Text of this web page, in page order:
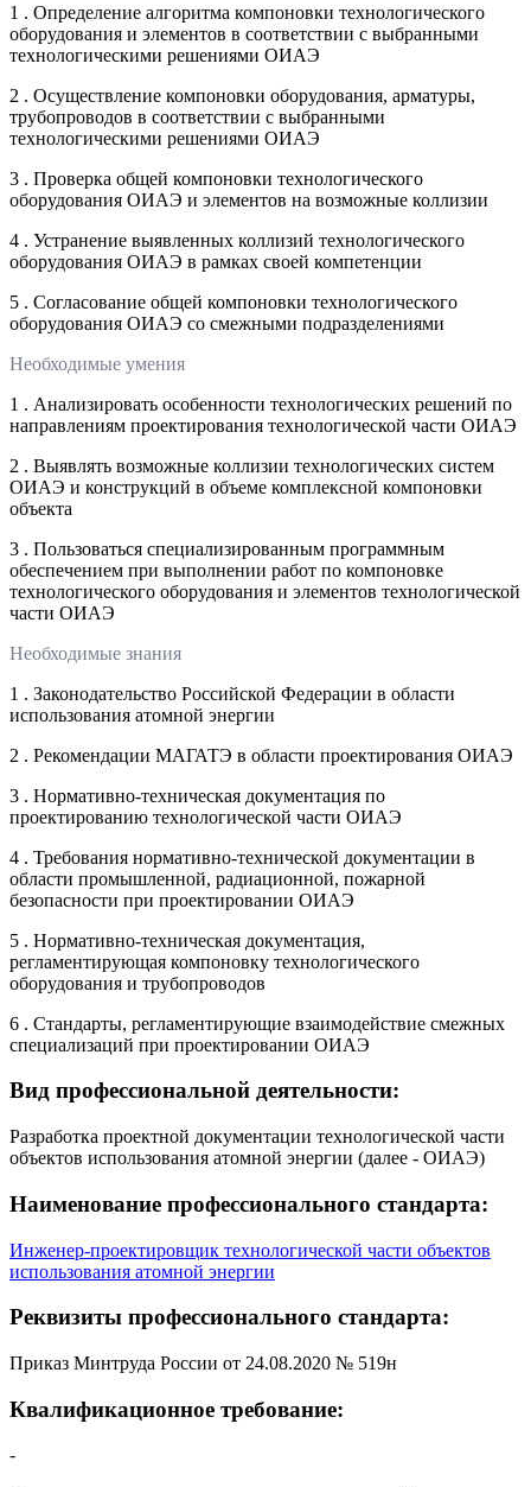
1 . Определение алгоритма компоновки технологического
оборудования и элементов в соответствии с выбранными
технологическими решениями ОИАЭ
2 . Осуществление компоновки оборудования, арматуры,
трубопроводов в соответствии с выбранными
технологическими решениями ОИАЭ
3 . Проверка общей компоновки технологического
оборудования ОИАЭ и элементов на возможные коллизии
4 . Устранение выявленных коллизий технологического
оборудования ОИАЭ в рамках своей компетенции
5 . Согласование общей компоновки технологического
оборудования ОИАЭ со смежными подразделениями
Необходимые умения
1 . Анализировать особенности технологических решений по
направлениям проектирования технологической части ОИАЭ
2 . Выявлять возможные коллизии технологических систем
ОИАЭ и конструкций в объеме комплексной компоновки
объекта
3 . Пользоваться специализированным программным
обеспечением при выполнении работ по компоновке
технологического оборудования и элементов технологической
части ОИАЭ
Необходимые знания
1 . Законодательство Российской Федерации в области
использования атомной энергии
2 . Рекомендации МАГАТЭ в области проектирования ОИАЭ
3 . Нормативно-техническая документация по
проектированию технологической части ОИАЭ
4 . Требования нормативно-технической документации в
области промышленной, радиационной, пожарной
безопасности при проектировании ОИАЭ
5 . Нормативно-техническая документация,
регламентирующая компоновку технологического
оборудования и трубопроводов
6 . Стандарты, регламентирующие взаимодействие смежных
специализаций при проектировании ОИАЭ
Вид профессиональной деятельности:
Разработка проектной документации технологической части
объектов использования атомной энергии (далее - ОИАЭ)
Наименование профессионального стандарта:
Инженер-проектировщик технологической части объектов
использования атомной энергии
Реквизиты профессионального стандарта:
Приказ Минтруда России от 24.08.2020 № 519н
Квалификационное требование:
-